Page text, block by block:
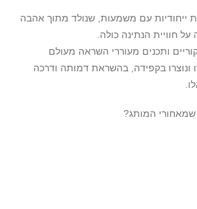
Top
ייחודיות עם משמעות, שנולד מתוך אהבה
חוויית הנתינה כולה.
ותכנים מעוררי השראה מעולם
ונוצרו בקפידה, בהשראת דמותה ודרכה
שמאחורי המותג?